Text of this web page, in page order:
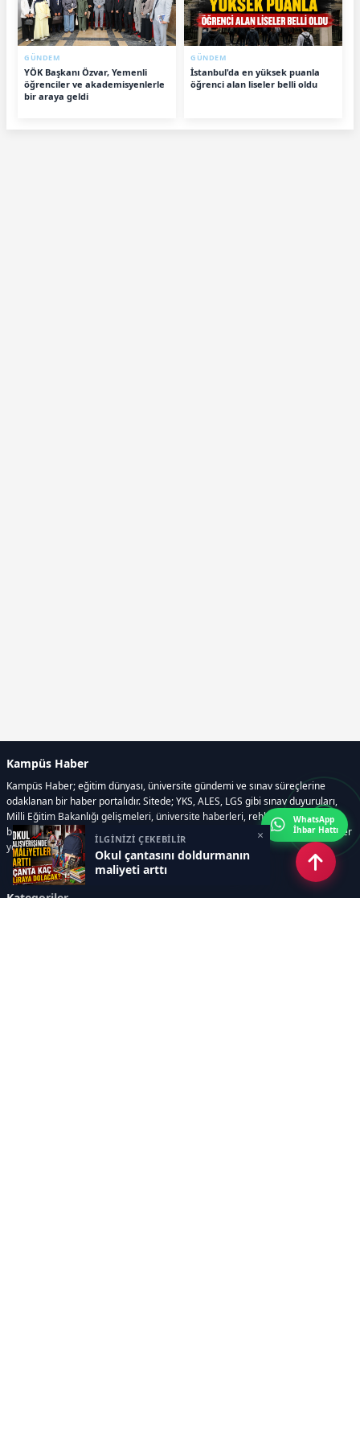
GÜNDEM
YÖK Başkanı Özvar, Yemenli
öğrenciler ve akademisyenlerle
bir araya geldi
GÜNDEM
İstanbul'da en yüksek puanla
öğrenci alan liseler belli oldu
İLGİNİZİ ÇEKEBİLİR
Okul çantasını doldurmanın
maliyeti arttı
×
Kampüs Haber
Kampüs Haber; eğitim dünyası, üniversite gündemi ve sınav süreçlerine
odaklanan bir haber portalıdır. Sitede; YKS, ALES, LGS gibi sınav duyuruları,
Milli Eğitim Bakanlığı gelişmeleri, üniversite haberleri, rehberlik içerikleri,
bilim ve teknoloji alanındaki yenilikler ile öğrenci yaşamına dair güncel bilgiler
yer alır.
Kategoriler
WhatsApp
İhbar Hattı